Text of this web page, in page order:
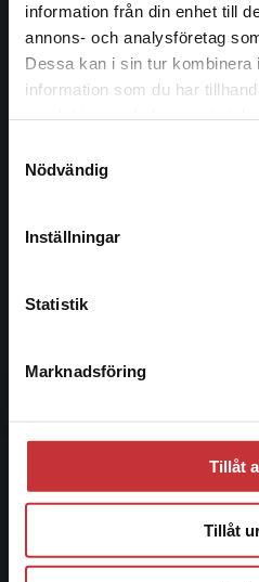
information från din enhet till
annons- och analysföretag
Dessa kan i sin tur kombinera
information som du har
Nödvändig
Inställningar
Statistik
Marknadsföring
Tillåt
Tillåt
Det verkar som att du
studentlitteratur.se via en
Vi erbjuder inte
att kunna slutföra ett köp
Studentlitteratur grundades
ledande utbildningsförlag.
facklitteratur, utbildningar och
informationstjänster i
längs hela kunskapsresan.
Kontakta oss
Kontakta oss
Postadress:
221 00 Lund
Åkergränden 1